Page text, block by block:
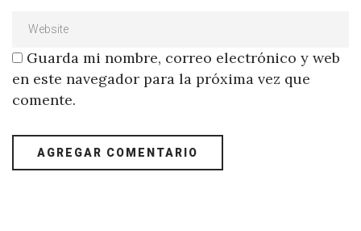
Guarda mi nombre, correo electrónico y web
en este navegador para la próxima vez que
comente.